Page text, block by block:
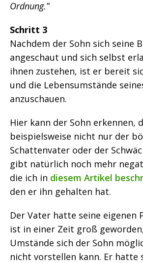
Ordnung.”
Schritt 3
Nachdem der Sohn sich seine
angeschaut und sich selbst
ihnen zustehen, ist er bereit
und die Lebensumstände
anzuschauen.
Hier kann der Sohn erkennen,
beispielsweise nicht nur der
Schattenvater oder der
gibt natürlich noch mehr
die ich in diesem Artikel
den er ihn gehalten hat.
Der Vater hatte seine eigenen
ist in einer Zeit groß
Umstände sich der Sohn
nicht vorstellen kann. Er hatte